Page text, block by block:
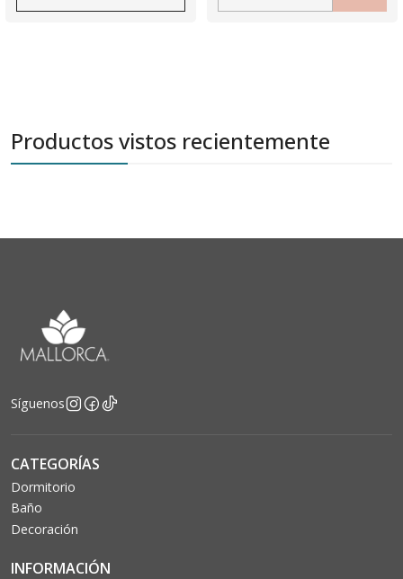
Cantidad
Productos vistos recientemente
Síguenos
CATEGORÍAS
Dormitorio
Baño
Decoración
INFORMACIÓN